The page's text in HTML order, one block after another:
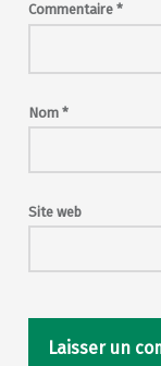
Commentaire *
Nom *
Site web